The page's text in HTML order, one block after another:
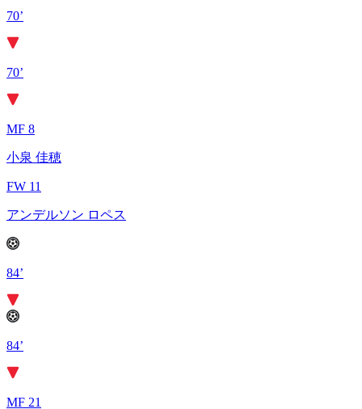
70’
70’
MF 8
小泉 佳穂
FW 11
アンデルソン ロペス
84’
84’
MF 21